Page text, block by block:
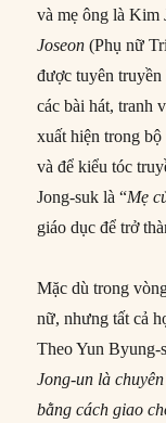
và mẹ ông là Kim
Joseon (Phụ nữ
được tuyên truyền
các bài hát, tranh
xuất hiện trong
và để kiểu tóc
Jong-suk là “Mẹ
giáo dục để trở
Mặc dù trong
nữ, nhưng tất cả
Theo Yun Byung-
Jong-un là
bằng cách giao